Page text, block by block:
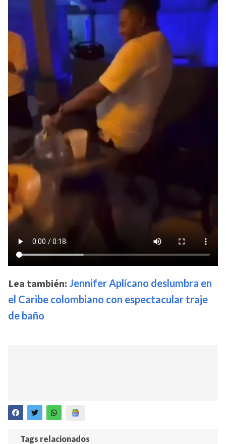
Lea también: Jennifer Aplícano deslumbra en
el Caribe colombiano con espectacular traje
de baño
Tags relacionados